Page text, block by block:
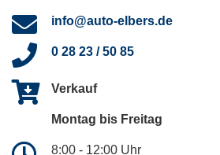
info@auto-elbers.de
0 28 23 / 50 85
Verkauf
Montag bis Freitag
8:00 - 12:00 Uhr